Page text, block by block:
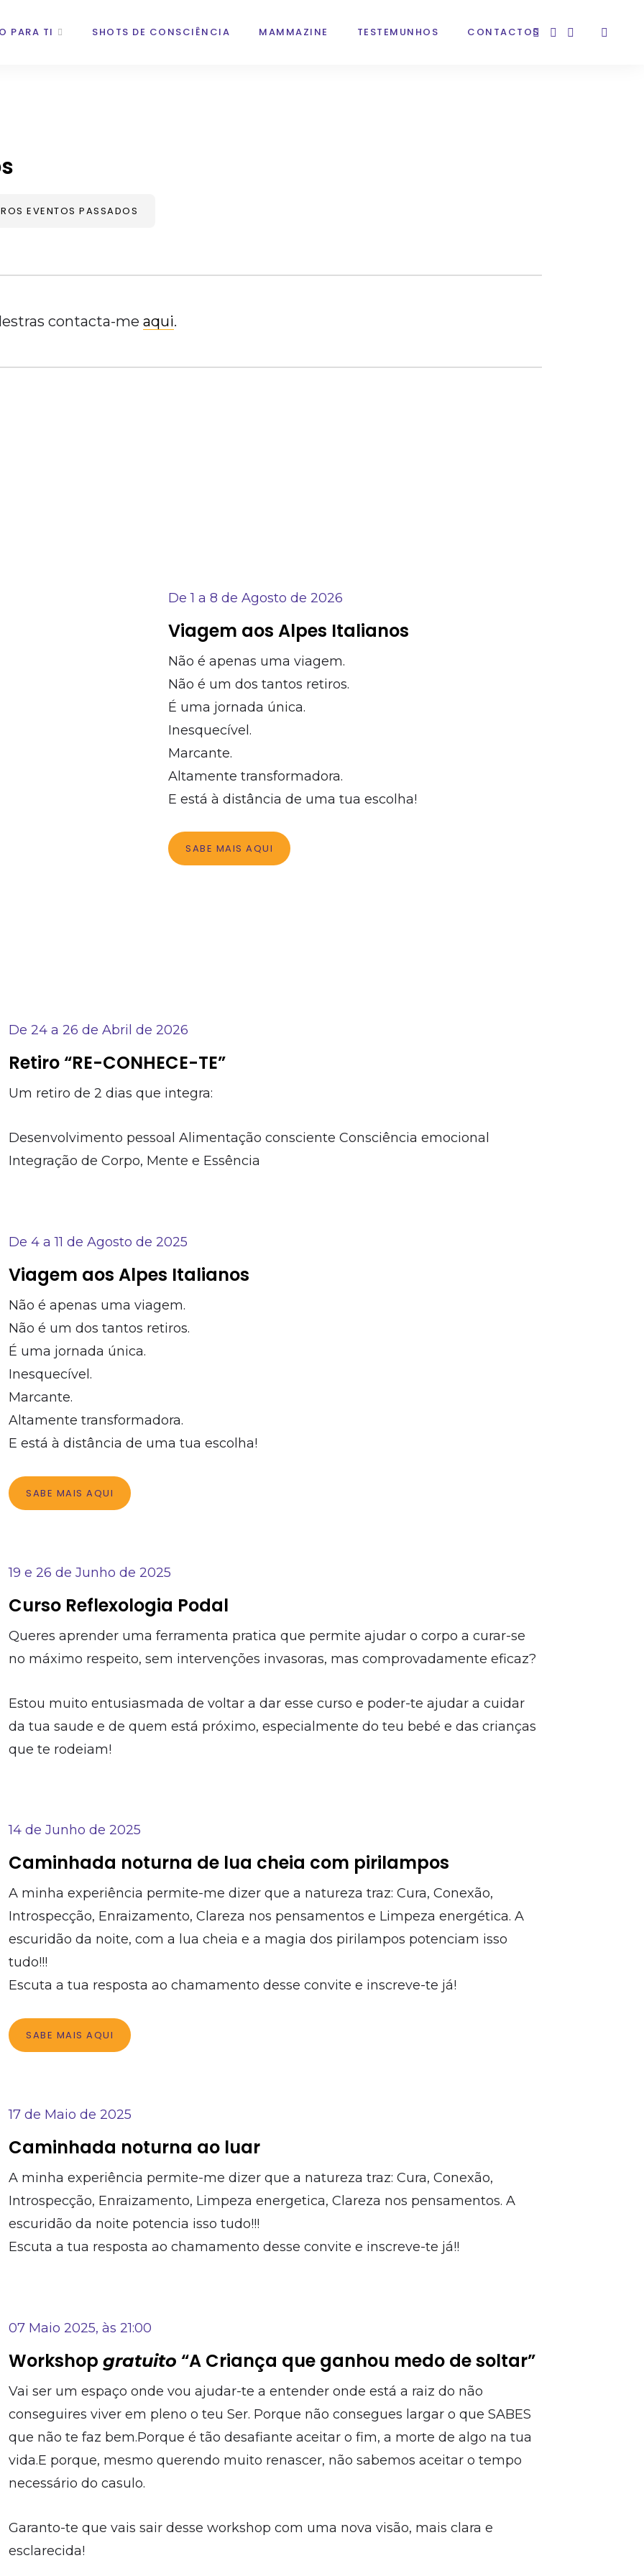
PARA TI SHOTS DE CONSCIÊNCIA MAMMAZINE TESTEMUNHOS CONTACTOS
EVENTOS PASSADOS
contacta-me aqui.
De 1 a 8 de Agosto de 2026
Viagem aos Alpes Italianos
Não é apenas uma viagem.
Não é um dos tantos retiros.
É uma jornada única.
Inesquecível.
Marcante.
Altamente transformadora.
E está à distância de uma tua escolha!
SABE MAIS AQUI
De 24 a 26 de Abril de 2026
Retiro “RE-CONHECE-TE”
Um retiro de 2 dias que integra:
Desenvolvimento pessoal Alimentação consciente Consciência emocional
Integração de Corpo, Mente e Essência
De 4 a 11 de Agosto de 2025
Viagem aos Alpes Italianos
Não é apenas uma viagem.
Não é um dos tantos retiros.
É uma jornada única.
Inesquecível.
Marcante.
Altamente transformadora.
E está à distância de uma tua escolha!
SABE MAIS AQUI
19 e 26 de Junho de 2025
Curso Reflexologia Podal
Queres aprender uma ferramenta pratica que permite ajudar o corpo a curar-se
no máximo respeito, sem intervenções invasoras, mas comprovadamente eficaz?
Estou muito entusiasmada de voltar a dar esse curso e poder-te ajudar a cuidar
da tua saude e de quem está próximo, especialmente do teu bebé e das crianças
que te rodeiam!
14 de Junho de 2025
Caminhada noturna de lua cheia com pirilampos
A minha experiência permite-me dizer que a natureza traz: Cura, Conexão,
Introspecção, Enraizamento, Clareza nos pensamentos e Limpeza energética. A
escuridão da noite, com a lua cheia e a magia dos pirilampos potenciam isso
tudo!!!
Escuta a tua resposta ao chamamento desse convite e inscreve-te já!
SABE MAIS AQUI
17 de Maio de 2025
Caminhada noturna ao luar
A minha experiência permite-me dizer que a natureza traz: Cura, Conexão,
Introspecção, Enraizamento, Limpeza energetica, Clareza nos pensamentos. A
escuridão da noite potencia isso tudo!!!
Escuta a tua resposta ao chamamento desse convite e inscreve-te já!!
07 Maio 2025, às 21:00
Workshop gratuito “A Criança que ganhou medo de soltar”
Vai ser um espaço onde vou ajudar-te a entender onde está a raiz do não
conseguires viver em pleno o teu Ser. Porque não consegues largar o que SABES
que não te faz bem.Porque é tão desafiante aceitar o fim, a morte de algo na tua
vida.E porque, mesmo querendo muito renascer, não sabemos aceitar o tempo
necessário do casulo.
Garanto-te que vais sair desse workshop com uma nova visão, mais clara e
esclarecida!